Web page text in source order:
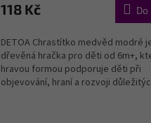
118 Kč Do
DETOA Chrastítko medvěd modré
dřevěná hračka pro děti od 6m+,
hravou formou podporuje děti při
objevování, hraní a rozvoji